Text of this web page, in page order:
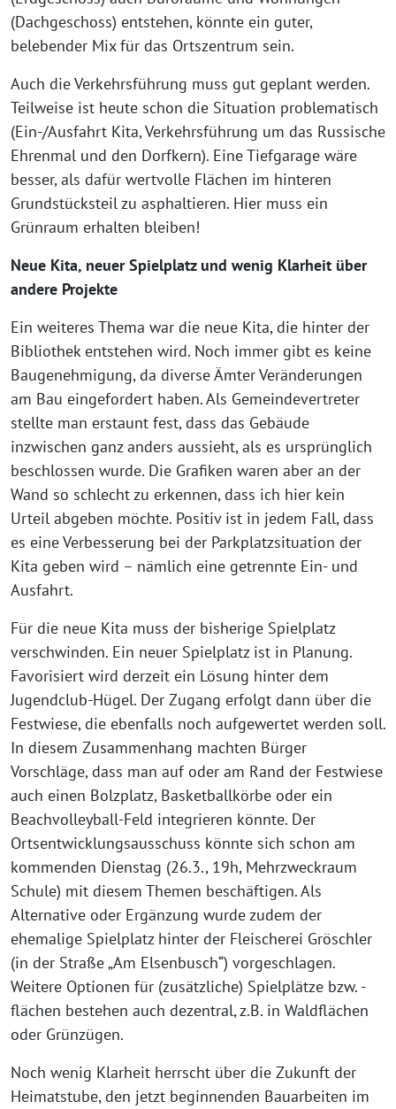
(Dachgeschoss) entstehen, könnte ein guter,
belebender Mix für das Ortszentrum sein.
Auch die Verkehrsführung muss gut geplant werden.
Teilweise ist heute schon die Situation problematisch
(Ein-/Ausfahrt Kita, Verkehrsführung um das Russische
Ehrenmal und den Dorfkern). Eine Tiefgarage wäre
besser, als dafür wertvolle Flächen im hinteren
Grundstücksteil zu asphaltieren. Hier muss ein
Grünraum erhalten bleiben!
Neue Kita, neuer Spielplatz und wenig Klarheit über
andere Projekte
Ein weiteres Thema war die neue Kita, die hinter der
Bibliothek entstehen wird. Noch immer gibt es keine
Baugenehmigung, da diverse Ämter Veränderungen
am Bau eingefordert haben. Als Gemeindevertreter
stellte man erstaunt fest, dass das Gebäude
inzwischen ganz anders aussieht, als es ursprünglich
beschlossen wurde. Die Grafiken waren aber an der
Wand so schlecht zu erkennen, dass ich hier kein
Urteil abgeben möchte. Positiv ist in jedem Fall, dass
es eine Verbesserung bei der Parkplatzsituation der
Kita geben wird – nämlich eine getrennte Ein- und
Ausfahrt.
Für die neue Kita muss der bisherige Spielplatz
verschwinden. Ein neuer Spielplatz ist in Planung.
Favorisiert wird derzeit ein Lösung hinter dem
Jugendclub-Hügel. Der Zugang erfolgt dann über die
Festwiese, die ebenfalls noch aufgewertet werden soll.
In diesem Zusammenhang machten Bürger
Vorschläge, dass man auf oder am Rand der Festwiese
auch einen Bolzplatz, Basketballkörbe oder ein
Beachvolleyball-Feld integrieren könnte. Der
Ortsentwicklungsausschuss könnte sich schon am
kommenden Dienstag (26.3., 19h, Mehrzweckraum
Schule) mit diesem Themen beschäftigen. Als
Alternative oder Ergänzung wurde zudem der
ehemalige Spielplatz hinter der Fleischerei Gröschler
(in der Straße „Am Elsenbusch“) vorgeschlagen.
Weitere Optionen für (zusätzliche) Spielplätze bzw. -
flächen bestehen auch dezentral, z.B. in Waldflächen
oder Grünzügen.
Noch wenig Klarheit herrscht über die Zukunft der
Heimatstube, den jetzt beginnenden Bauarbeiten im